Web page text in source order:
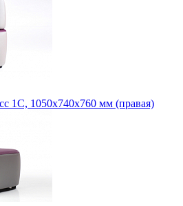
1С, 1050х740х760 мм (правая)